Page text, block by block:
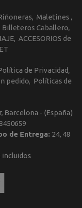
Maletines
Billeteros Caballero
ACCESORIOS de
de Privacidad
pedido
Políticas de
Barcelona - (España)
de Entrega: 24, 48
incluidos